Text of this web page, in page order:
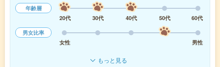
年齢層
20代
30代 40代 50代
60代
男女比率
女性
男性
もっと見る